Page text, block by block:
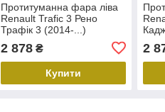
Протитуманна фара ліва
Renault Trafic 3 Рено
Трафік 3 (2014-...)
туманка
2 878₴
Купити
2